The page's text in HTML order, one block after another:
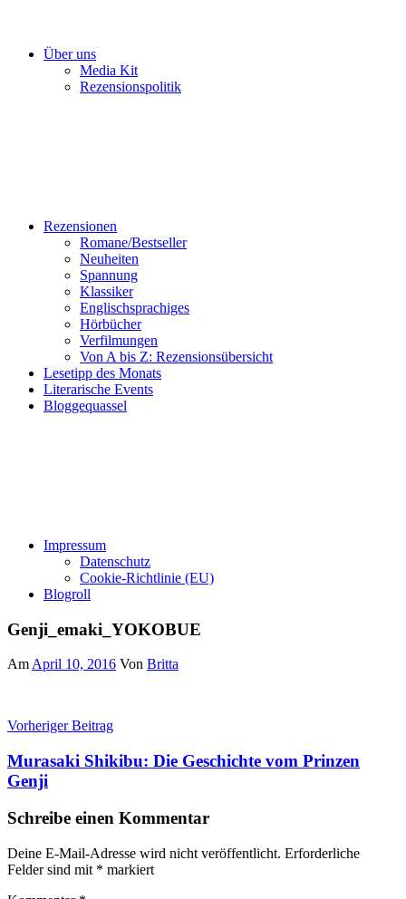
Über uns
Media Kit
Rezensionspolitik
Rezensionen
Romane/Bestseller
Neuheiten
Spannung
Klassiker
Englischsprachiges
Hörbücher
Verfilmungen
Von A bis Z: Rezensionsübersicht
Lesetipp des Monats
Literarische Events
Bloggequassel
Impressum
Datenschutz
Cookie-Richtlinie (EU)
Blogroll
Genji_emaki_YOKOBUE
AmApril 10, 2016 Von Britta
Beitragsnavigation
Vorheriger Beitrag
Murasaki Shikibu: Die Geschichte vom Prinzen
Genji
Schreibe einen Kommentar
Deine E-Mail-Adresse wird nicht veröffentlicht. Erforderliche
Felder sind mit * markiert